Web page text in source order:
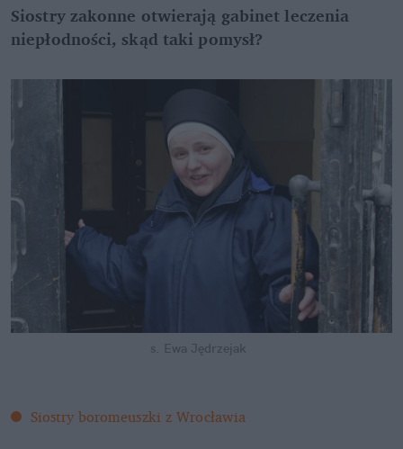
Siostry zakonne otwierają gabinet leczenia
niepłodności, skąd taki pomysł?
s. Ewa Jędrzejak
Siostry boromeuszki z Wrocławia